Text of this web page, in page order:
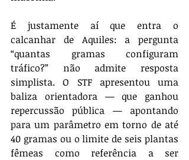
É justamente aí que entra o
calcanhar de Aquiles: a pergunta
“quantas gramas configuram
tráfico?” não admite resposta
simplista. O STF apresentou uma
baliza orientadora — que ganhou
repercussão pública — apontando
para um parâmetro em torno de até
40 gramas ou o limite de seis plantas
fêmeas como referência a ser